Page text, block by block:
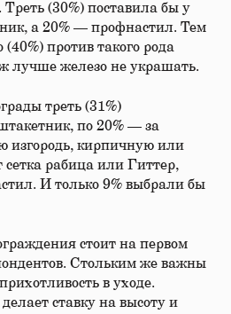
Треть (30%) поставила бы у
а 20% — профнастил. Тем
против такого рода
лучше железо не украшать.
треть (31%)
по 20% — за
изгородь, кирпичную или
сетка рабица или Гиттер,
И только 9% выбрали бы
стоит на первом
Стольким же важны
в уходе.
ставку на высоту и